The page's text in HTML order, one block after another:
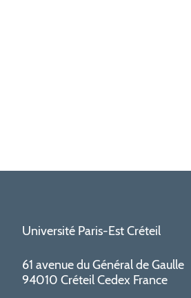
Université Paris-Est Créteil
61 avenue du Général de Gaulle
94010 Créteil Cedex France